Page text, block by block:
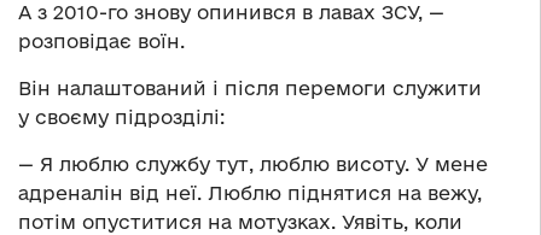
А з 2010-го знову опинився в лавах ЗСУ, —
розповідає воїн.
Він налаштований і після перемоги служити
у своєму підрозділі:
— Я люблю службу тут, люблю висоту. У мене
адреналін від неї. Люблю піднятися на вежу,
потім опуститися на мотузках. Уявіть, коли